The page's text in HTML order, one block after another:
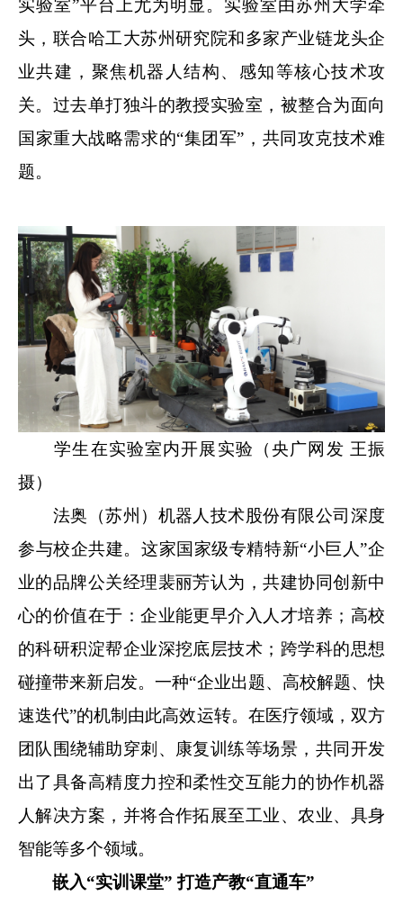
实验室”平台上尤为明显。实验室由苏州大学牵
头，联合哈工大苏州研究院和多家产业链龙头企
业共建，聚焦机器人结构、感知等核心技术攻
关。过去单打独斗的教授实验室，被整合为面向
国家重大战略需求的“集团军”，共同攻克技术难
题。
学生在实验室内开展实验（央广网发 王振
摄）
法奥（苏州）机器人技术股份有限公司深度
参与校企共建。这家国家级专精特新“小巨人”企
业的品牌公关经理裴丽芳认为，共建协同创新中
心的价值在于：企业能更早介入人才培养；高校
的科研积淀帮企业深挖底层技术；跨学科的思想
碰撞带来新启发。一种“企业出题、高校解题、快
速迭代”的机制由此高效运转。在医疗领域，双方
团队围绕辅助穿刺、康复训练等场景，共同开发
出了具备高精度力控和柔性交互能力的协作机器
人解决方案，并将合作拓展至工业、农业、具身
智能等多个领域。
嵌入“实训课堂” 打造产教“直通车”